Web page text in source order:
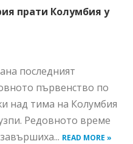
прати Колумбия у
последният
първенство по
над тима на Колумбия
Редовното време
READ MORE »